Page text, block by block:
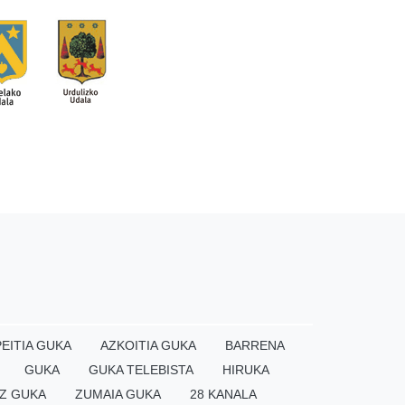
GUKA AZKOITIA GUKA
BARRENA
GUKA GUKA TELEBISTA
HIRUKA
GUKA ZUMAIA GUKA 28 KANALA